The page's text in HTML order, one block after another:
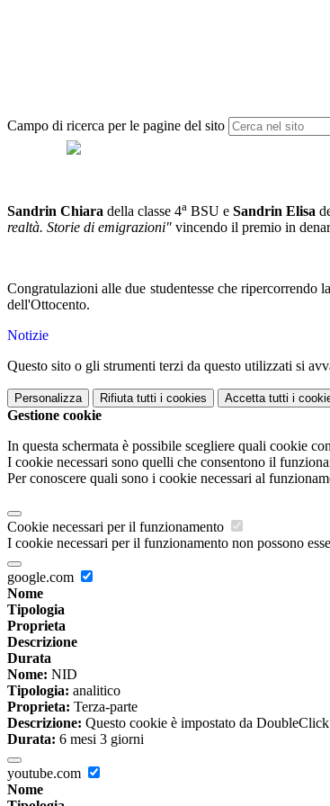
Campo di ricerca per le pagine del sito
Sandrin Chiara della classe 4a BSU e Sandrin Elisa
realtà. Storie di emigrazioni" vincendo il premio in
Congratulazioni alle due studentesse che
dell'Ottocento.
Notizie
Questo sito o gli strumenti terzi da questo utilizzati si
Personalizza Rifiuta tutti i cookies Accetta tutti i
Gestione cookie
In questa schermata è possibile scegliere quali cookie
I cookie necessari sono quelli che consentono il
Per conoscere quali sono i cookie necessari al
Cookie necessari per il funzionamento
I cookie necessari per il funzionamento non possono
google.com
Nome
Tipologia
Proprieta
Descrizione
Durata
Nome: NID
Tipologia: analitico
Proprieta: Terza-parte
Descrizione: Questo cookie è impostato da
Durata: 6 mesi 3 giorni
youtube.com
Nome